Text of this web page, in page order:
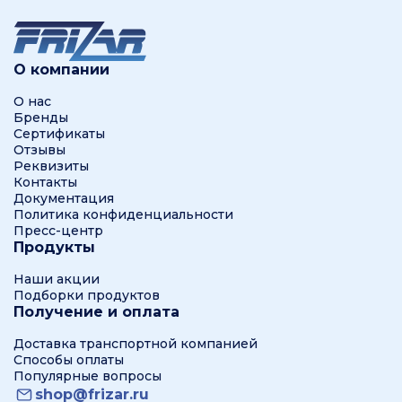
О компании
О нас
Бренды
Сертификаты
Отзывы
Реквизиты
Контакты
Документация
Политика конфиденциальности
Пресс-центр
Продукты
Наши акции
Подборки продуктов
Получение и оплата
Доставка транспортной компанией
Способы оплаты
Популярные вопросы
shop@frizar.ru